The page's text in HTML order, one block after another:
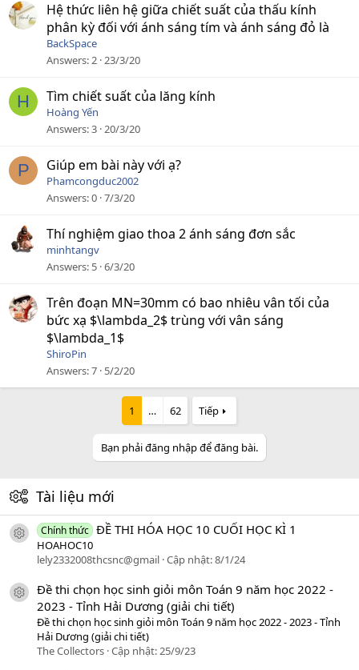
Hệ thức liên hệ giữa chiết suất của thấu kính
phân kỳ đối với ánh sáng tím và ánh sáng đỏ là
BackSpace
Answers 2 23/3/20
H Tìm chiết suất của lăng kính
Hoàng Yến
Answers 3 20/3/20
P Giúp em bài này với ạ?
Phamcongduc2002
Answers 0 7/3/20
Thí nghiệm giao thoa 2 ánh sáng đơn sắc
minhtangv
Answers 5 6/3/20
Trên đoạn MN=30mm có bao nhiêu vân tối của
bức xạ $\lambda_2$ trùng với vân sáng
$\lambda_1$
ShiroPin
Answers 7 5/2/20
1 … 62 Tiếp
Bạn phải đăng nhập để đăng bài.
Tài liệu mới
icon tài liệu
Chính thức ĐỀ THI HÓA HỌC 10 CUỐI HỌC KÌ 1
HOAHOC10
lely2332008thcsnc@gmail Cập nhật:8/1/24
icon tài liệu
Đề thi chọn học sinh giỏi môn Toán 9 năm học 2022 -
2023 - Tỉnh Hải Dương (giải chi tiết)
Đề thi chọn học sinh giỏi môn Toán 9 năm học 2022 - 2023 - Tỉnh
Hải Dương (giải chi tiết)
The Collectors Cập nhật:25/9/23